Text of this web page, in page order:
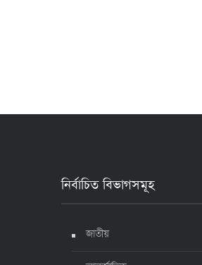
নির্বাচিত বিভাগসমূহ
জাতীয়